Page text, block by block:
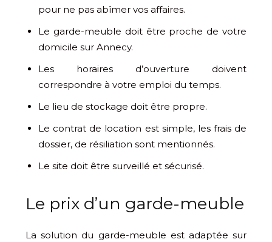
pour ne pas abîmer vos affaires.
Le garde-meuble doit être proche de votre
domicile sur Annecy.
Les horaires d’ouverture doivent
correspondre à votre emploi du temps.
Le lieu de stockage doit être propre.
Le contrat de location est simple, les frais de
dossier, de résiliation sont mentionnés.
Le site doit être surveillé et sécurisé.
Le prix d’un garde-meuble
La solution du garde-meuble est adaptée sur